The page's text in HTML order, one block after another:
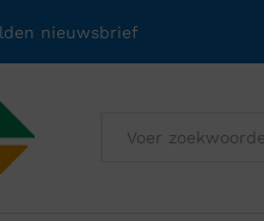
nieuwsbrief
Alles